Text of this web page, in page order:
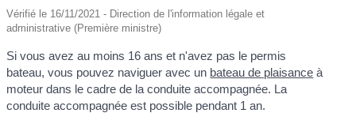
Vérifié le 16/11/2021 - Direction de l'information légale et
administrative (Première ministre)
Si vous avez au moins 16 ans et n'avez pas le permis
bateau, vous pouvez naviguer avec un bateau de plaisance à
moteur dans le cadre de la conduite accompagnée. La
conduite accompagnée est possible pendant 1 an.